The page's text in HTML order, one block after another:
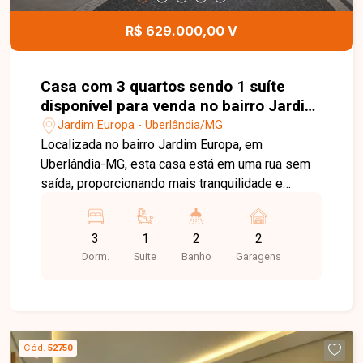
R$ 629.000,00 V
Casa com 3 quartos sendo 1 suíte
disponível para venda no bairro Jardim
Europa em Uberlândia-MG
Jardim Europa - Uberlândia/MG
Localizada no bairro Jardim Europa, em
Uberlândia-MG, esta casa está em uma rua sem
saída, proporcionando mais tranquilidade e
minutos do novo Colégio Militar, o imóvel está
em uma região com excelente infraestrutura, fácil
acesso às principais vias da cidade e próximo a
em sala integrada à cozinha americana, 03
quartos, sendo 01 suíte, banheiro social e
3
Dorm.
1
Suite
2
Banho
2
Garagens
Cód. 52750